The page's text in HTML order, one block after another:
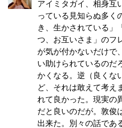
アイミタガイ、相身互
っている見知らぬ多く
き、生かされている」
つ、お互いさま」のフ
が気が付かないだけで
い助けられているのだ
かくなる。逆（良くな
ど、それは敢えて考え
れて良かった。現実の
だと良いのだが。敦俊
出来た。別々の話であ